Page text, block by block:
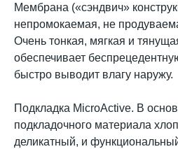
Мембрана («сэндвич»
непромокаемая, не
Очень тонкая, мягкая и
обеспечивает
быстро выводит влагу наружу.
Подкладка MicroActive. В
подкладочного материала
деликатный, и